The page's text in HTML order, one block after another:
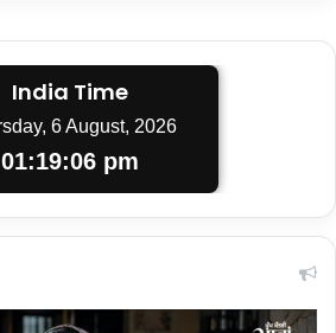
India Time
6 August, 2026
01:19:07 pm